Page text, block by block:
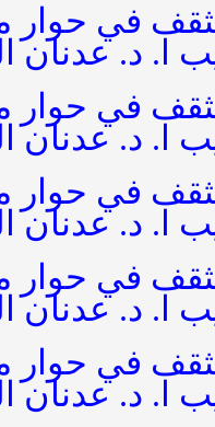
في حوار
ا. د. عدنان
في حوار
ا. د. عدنان
في حوار
ا. د. عدنان
في حوار
ا. د. عدنان
في حوار
ا. د. عدنان